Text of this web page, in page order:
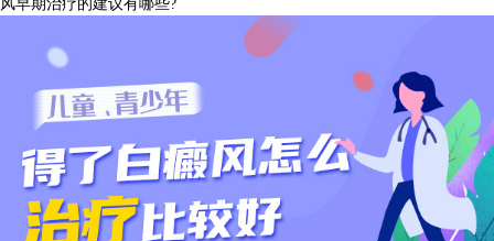
风早期治疗的建议有哪些?